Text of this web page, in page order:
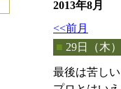
2013年8月
<<前月
■ 29日（木）
最後は苦し